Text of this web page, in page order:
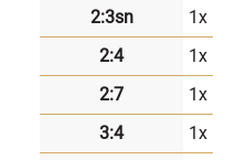
2:3sn
1x
2:4
1x
2:7
1x
3:4
1x